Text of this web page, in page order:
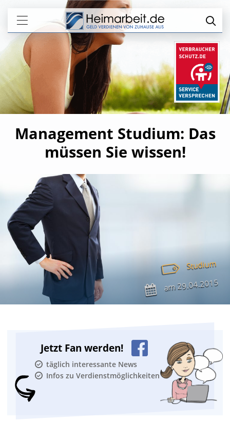
Management Studium: Das
müssen Sie wissen!
Studium
am29.04.2015
Jetzt Fan werden!
täglich interessante News
Infos zu Verdienstmöglichkeiten